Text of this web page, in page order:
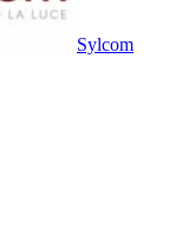
Sylcom